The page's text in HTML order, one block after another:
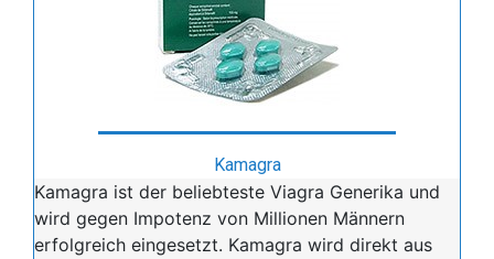
Kamagra
Kamagra ist der beliebteste Viagra Generika und
wird gegen Impotenz von Millionen Männern
erfolgreich eingesetzt. Kamagra wird direkt aus